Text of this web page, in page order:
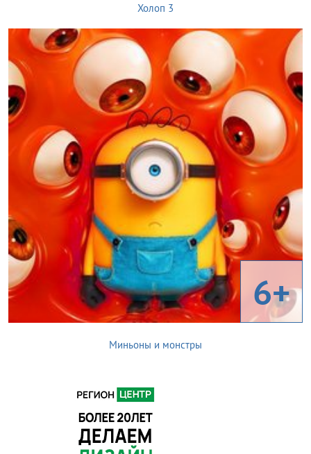
Холоп 3
6+
Миньоны и монстры